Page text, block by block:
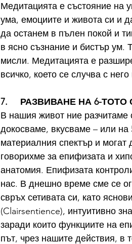
Медитацията е състояние на
ума, емоциите и живота си и
да останем в пълен покой и
в ясно съзнание и бистър ум.
мисли. Медитацията е
всичко, което се случва с
7.     РАЗВИВАНЕ НА 6-
В нашия живот ние
докосваме, вкусваме – или
материалния спектър и могат
говорихме за епифизата и
анатомия. Епифизата
нас. В днешно време сме се
свръх сетивата си, като
(Clairsentience), интуитивно
заради които функциите на
път, чрез нашите действия, в